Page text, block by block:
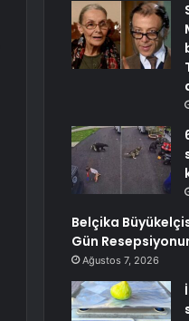
Belçika
Gün
Ağustos 7, 2026